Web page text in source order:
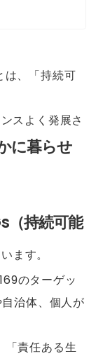
は、「持続可
スよく発展さ
に暮らせ
（持続可能
ます。
のターゲッ
治体、個人が
「責任ある生